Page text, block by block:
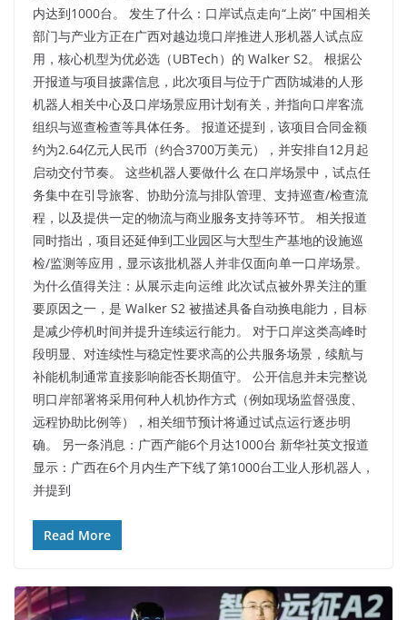
内达到1000台。​ 发生了什么：口岸试点走向“上岗”​ 中国相关
部门与产业方正在广西对越边境口岸推进人形机器人试点应
用，核心机型为优必选（UBTech）的 Walker S2。​ 根据公
开报道与项目披露信息，此次项目与位于广西防城港的人形
机器人相关中心及口岸场景应用计划有关，并指向口岸客流
组织与巡查检查等具体任务。​ 报道还提到，该项目合同金额
约为2.64亿元人民币（约合3700万美元），并安排自12月起
启动交付节奏。​ 这些机器人要做什么​ 在口岸场景中，试点任
务集中在引导旅客、协助分流与排队管理、支持巡查/检查流
程，以及提供一定的物流与商业服务支持等环节。​ 相关报道
同时指出，项目还延伸到工业园区与大型生产基地的设施巡
检/监测等应用，显示该批机器人并非仅面向单一口岸场景。​
为什么值得关注：从展示走向运维​ 此次试点被外界关注的重
要原因之一，是 Walker S2 被描述具备自动换电能力，目标
是减少停机时间并提升连续运行能力。​ 对于口岸这类高峰时
段明显、对连续性与稳定性要求高的公共服务场景，续航与
补能机制通常直接影响能否长期值守。​ 公开信息并未完整说
明口岸部署将采用何种人机协作方式（例如现场监督强度、
远程协助比例等），相关细节预计将通过试点运行逐步明
确。​ 另一条消息：广西产能6个月达1000台​ 新华社英文报道
显示：广西在6个月内生产下线了第1000台工业人形机器人，
并提到
Read More